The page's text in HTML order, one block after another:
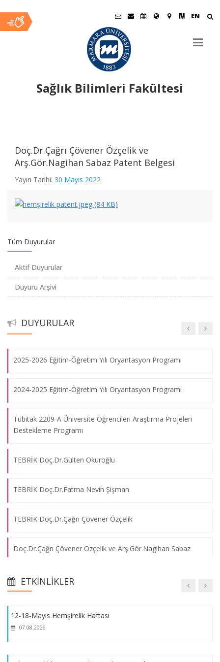
EN
Sağlık Bilimleri Fakültesi
İçerikDoç.Dr.Çağrı Çövener Özçelik ve
Arş.Gör.Nagihan Sabaz Patent Belgesi
Yayın Tarihi: 30 Mayıs 2022
Tüm Duyurular
Aktif Duyurular
Duyuru Arşivi
DUYURULAR
TEBRİK Doç.Dr.Gülten Okuroğlu
TEBRİK Doç.Dr.Fatma Nevin Şişman
Patent Belgesi
2025-2026 Eğitim-Öğretim Yılı Oryantasyon Programı
2024-2025 Eğitim-Öğretim Yılı Oryantasyon Programı
Tübitak 2209-A Üniversite Öğrencileri Araştırma Projeleri
Destekleme Programı
TEBRİK Doç.Dr.Gülten Okuroğlu
TEBRİK Doç.Dr.Fatma Nevin Şişman
TEBRİK Doç.Dr.Çağrı Çövener Özçelik
Doç.Dr.Çağrı Çövener Özçelik ve Arş.Gör.Nagihan Sabaz
Akreditasyon Belgesi
Akreditasyon Duyurusu
ETKINLIKLER
Cinsel İstismarı Önleme Semineri
07.08.2026
Hemşirelik İş Sağlığı ve Güvenliği Programı
07.08.2026
Pandemi Döneminde Mezun Hemşirelerin Yaşadıkları
07.08.2026
12-18-Mayıs Hemşirelik Haftası
07.08.2026